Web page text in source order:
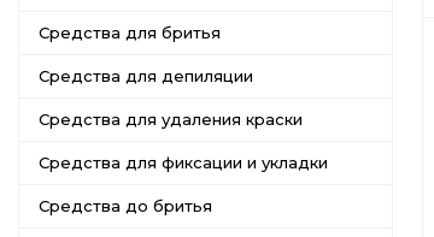
Средства для бритья
Средства для депиляции
Средства для удаления краски
Средства для фиксации и укладки
Средства до бритья